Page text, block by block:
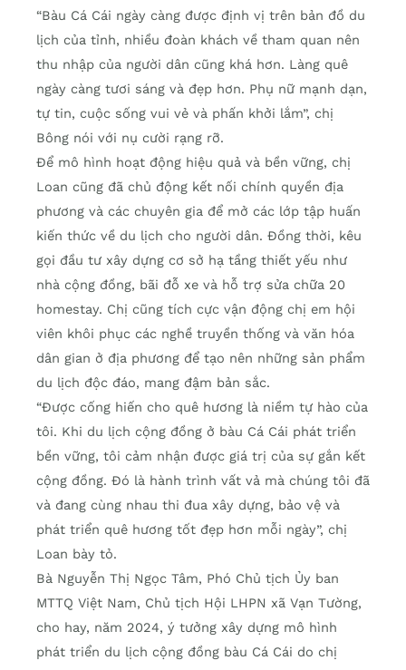
“Bàu Cá Cái ngày càng được định vị trên bản đồ du
lịch của tỉnh, nhiều đoàn khách về tham quan nên
thu nhập của người dân cũng khá hơn. Làng quê
ngày càng tươi sáng và đẹp hơn. Phụ nữ mạnh dạn,
tự tin, cuộc sống vui vẻ và phấn khởi lắm”, chị
Bông nói với nụ cười rạng rỡ.
Để mô hình hoạt động hiệu quả và bền vững, chị
Loan cũng đã chủ động kết nối chính quyền địa
phương và các chuyên gia để mở các lớp tập huấn
kiến thức về du lịch cho người dân. Đồng thời, kêu
gọi đầu tư xây dựng cơ sở hạ tầng thiết yếu như
nhà cộng đồng, bãi đỗ xe và hỗ trợ sửa chữa 20
homestay. Chị cũng tích cực vận động chị em hội
viên khôi phục các nghề truyền thống và văn hóa
dân gian ở địa phương để tạo nên những sản phẩm
du lịch độc đáo, mang đậm bản sắc.
“Được cống hiến cho quê hương là niềm tự hào của
tôi. Khi du lịch cộng đồng ở bàu Cá Cái phát triển
bền vững, tôi cảm nhận được giá trị của sự gắn kết
cộng đồng. Đó là hành trình vất vả mà chúng tôi đã
và đang cùng nhau thi đua xây dựng, bảo vệ và
phát triển quê hương tốt đẹp hơn mỗi ngày”, chị
Loan bày tỏ.
Bà Nguyễn Thị Ngọc Tâm, Phó Chủ tịch Ủy ban
MTTQ Việt Nam, Chủ tịch Hội LHPN xã Vạn Tường,
cho hay, năm 2024, ý tưởng xây dựng mô hình
phát triển du lịch cộng đồng bàu Cá Cái do chị